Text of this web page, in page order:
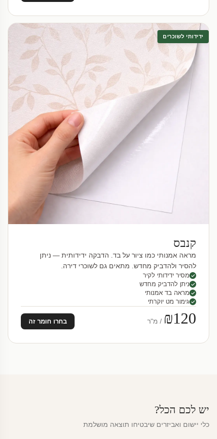
ידידותי לשוכרים
קנבס
מראה אמנותי כמו ציור על בד. הדבקה ידידותית — ניתן
להסיר ולהדביק מחדש. מתאים גם לשוכרי דירה.
מסיר ידידותי לקיר
ניתן להדביק מחדש
מראה בד אמנותי
גימור מט יוקרתי
₪120 / מ"ר בחרו חומר זה
יש לכם הכל?
כלי יישום ואביזרים שיבטיחו תוצאה מושלמת